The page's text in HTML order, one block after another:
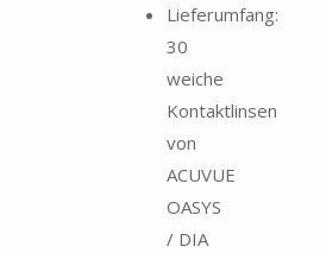
Lieferumfang:
30
weiche
Kontaktlinsen
von
ACUVUE
OASYS
/ DIA